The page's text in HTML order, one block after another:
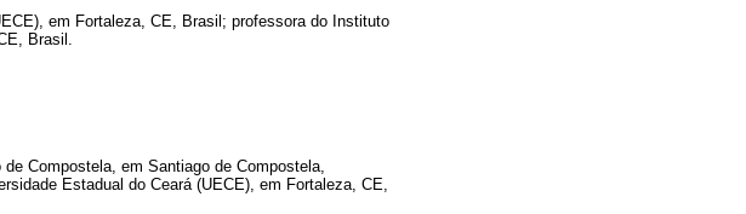
em Fortaleza, CE, Brasil; professora do Instituto
Brasil.
Compostela, em Santiago de Compostela,
Estadual do Ceará (UECE), em Fortaleza, CE,